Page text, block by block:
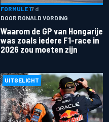
FORMULE 17 d
DOOR RONALD VORDING
Waarom de GP van Hongarije
was zoals iedere F1-race in
2026 zou moeten zijn
UITGELICHT